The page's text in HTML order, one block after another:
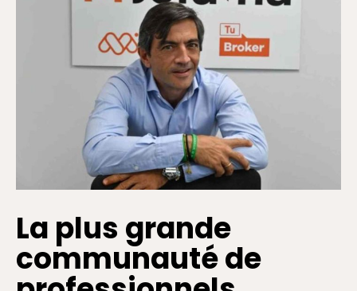
La plus grande
communauté de